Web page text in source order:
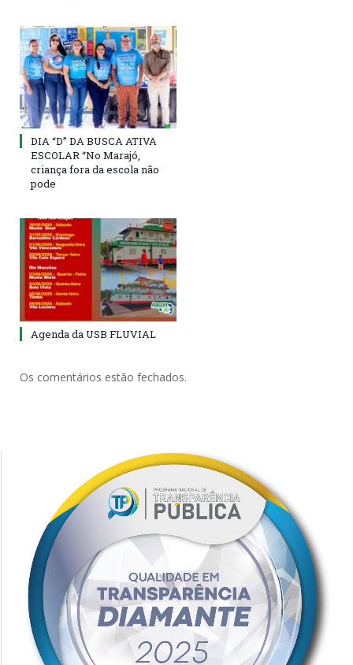
DIA “D” DA BUSCA ATIVA
ESCOLAR “No Marajó,
criança fora da escola não
pode
Agenda da USB FLUVIAL
Os comentários estão fechados.